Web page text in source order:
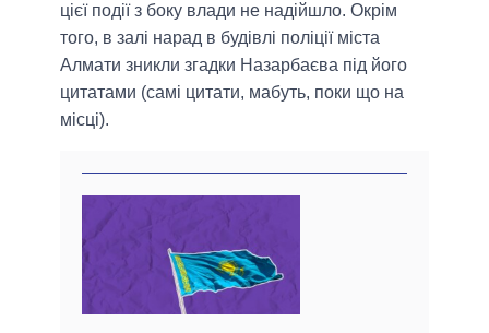
цієї події з боку влади не надійшло. Окрім
того, в залі нарад в будівлі поліції міста
Алмати зникли згадки Назарбаєва під його
цитатами (самі цитати, мабуть, поки що на
місці).